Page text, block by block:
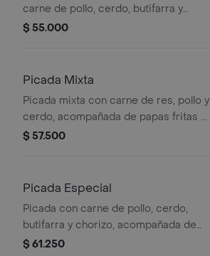
carne de pollo, cerdo, butifarra y
chorizo, ideal para compartir.
$ 55.000
Picada Mixta
Picada mixta con carne de res, pollo y
cerdo, acompañada de papas fritas y
ensalada de lechuga.
$ 57.500
Picada Especial
Picada con carne de pollo, cerdo,
butifarra y chorizo, acompañada de
papas fritas y ensalada.
$ 61.250